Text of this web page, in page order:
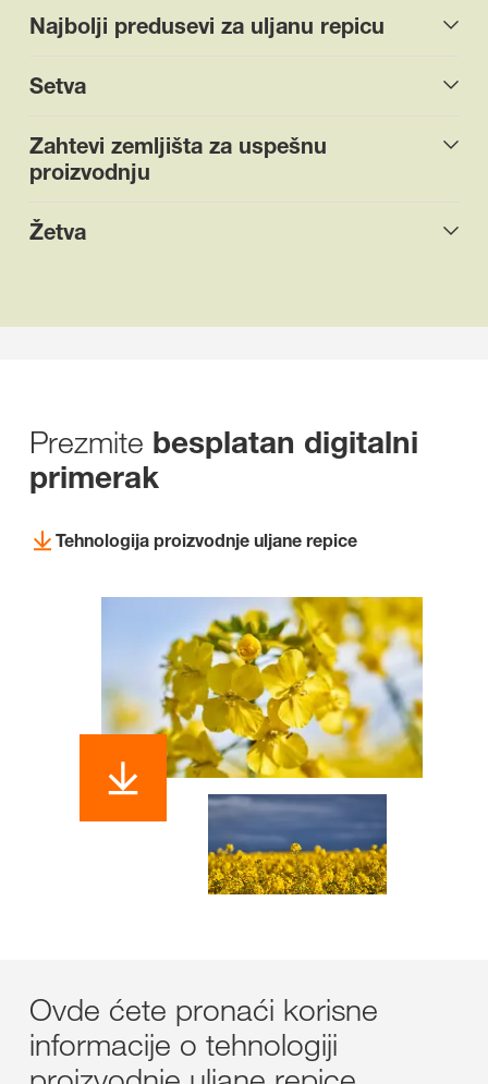
Najbolji predusevi za uljanu repicu
Setva
Zahtevi zemljišta za uspešnu
proizvodnju
Žetva
Prezmite besplatan digitalni
primerak
Tehnologija proizvodnje uljane repice
Ovde ćete pronaći korisne
informacije o tehnologiji